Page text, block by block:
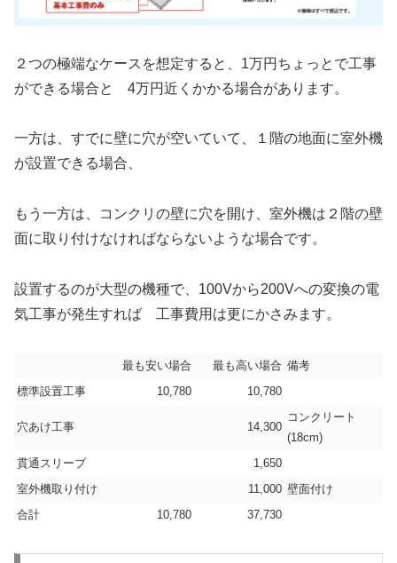
２つの極端なケースを想定すると、1万円ちょっとで工事
ができる場合と 4万円近くかかる場合があります。
一方は、すでに壁に穴が空いていて、１階の地面に室外機
が設置できる場合、
もう一方は、コンクリの壁に穴を開け、室外機は２階の壁
面に取り付けなければならないような場合です。
設置するのが大型の機種で、100Vから200Vへの変換の電
気工事が発生すれば 工事費用は更にかさみます。
最も安い場合 最も高い場合 備考
標準設置工事
10,780 10,780
穴あけ工事 14,300
コンクリート
(18cm)
貫通スリーブ
1,650
室外機取り付け
11,000 壁面付け
合計
10,780 37,730